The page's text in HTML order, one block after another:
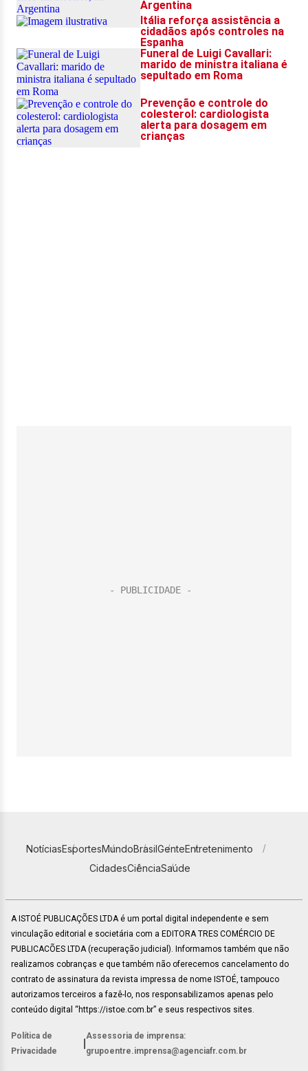
NotíciasEsportesMundoBrasilGenteEntretenimento
CidadesCiênciaSaúde
A ISTOÉ PUBLICAÇÕES LTDA é um portal digital independente e sem
vinculação editorial e societária com a EDITORA TRES COMÉRCIO DE
PUBLICACÕES LTDA (recuperação judicial). Informamos também que não
realizamos cobranças e que também não oferecemos cancelamento do
contrato de assinatura da revista impressa de nome ISTOÉ, tampouco
autorizamos terceiros a fazê-lo, nos responsabilizamos apenas pelo
conteúdo digital “https://istoe.com.br” e seus respectivos sites.
Política de
Privacidade
Assessoria de imprensa:
grupoentre.imprensa@agenciafr.com.br